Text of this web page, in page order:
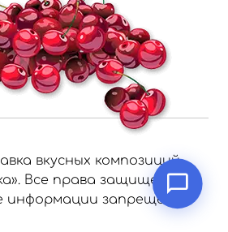
вкусных композиций
Все права защищены.
информации запрещено.